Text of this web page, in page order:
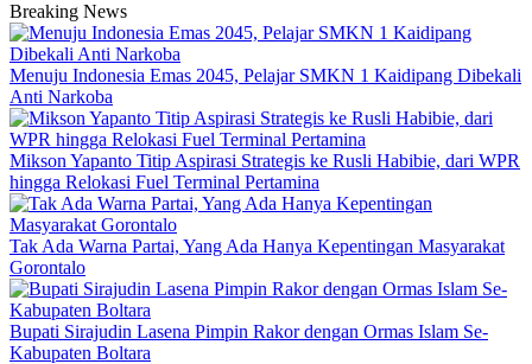
Breaking News
Menuju Indonesia Emas 2045, Pelajar SMKN 1 Kaidipang Dibekali
Anti Narkoba
Mikson Yapanto Titip Aspirasi Strategis ke Rusli Habibie, dari WPR
hingga Relokasi Fuel Terminal Pertamina
Tak Ada Warna Partai, Yang Ada Hanya Kepentingan Masyarakat
Gorontalo
Bupati Sirajudin Lasena Pimpin Rakor dengan Ormas Islam Se-
Kabupaten Boltara